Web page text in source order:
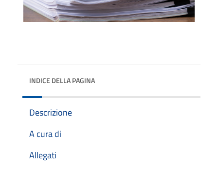
INDICE DELLA PAGINA
Descrizione
A cura di
Allegati